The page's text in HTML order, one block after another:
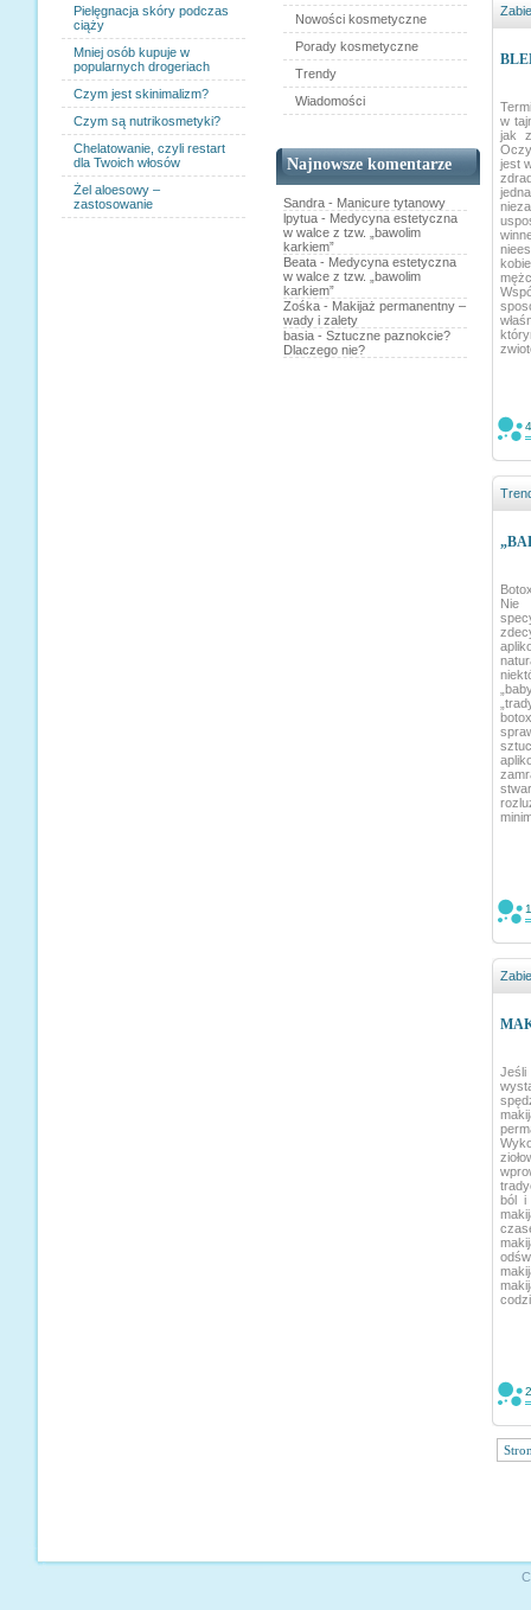
Pielęgnacja skóry podczas
ciąży
Mniej osób kupuje w
popularnych drogeriach
Czym jest skinimalizm?
Czym są nutrikosmetyki?
Chelatowanie, czyli restart
dla Twoich włosów
Żel aloesowy –
zastosowanie
Nowości kosmetyczne
Porady kosmetyczne
Trendy
Wiadomości
Najnowsze komentarze
Sandra - Manicure tytanowy
lpytua - Medycyna estetyczna
w walce z tzw. „bawolim
karkiem”
Beata - Medycyna estetyczna
w walce z tzw. „bawolim
karkiem”
Zośka - Makijaż permanentny –
wady i zalety
basia - Sztuczne paznokcie?
Dlaczego nie?
w
jak
jest
Nie
ból i